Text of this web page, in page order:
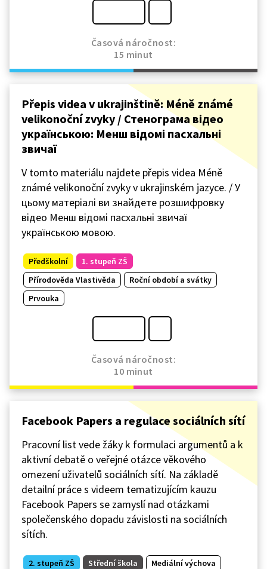
Časová náročnost:
15 minut
Přepis videa v ukrajinštině: Méně známé
velikonoční zvyky / Стенограма відео
українською: Менш відомі пасхальні
звичаї
V tomto materiálu najdete přepis videa Méně
známé velikonoční zvyky v ukrajinském jazyce. / У
цьому матеріалі ви знайдете розшифровку
відео Менш відомі пасхальні звичаї
українською мовою.
Předškolní
1. stupeň ZŠ
Přírodověda Vlastivěda
Roční období a svátky
Prvouka
Časová náročnost:
10 minut
Facebook Papers a regulace sociálních sítí
Pracovní list vede žáky k formulaci argumentů a k
aktivní debatě o veřejné otázce věkového
omezení uživatelů sociálních sítí. Na základě
detailní práce s videem tematizujícím kauzu
Facebook Papers se zamyslí nad otázkami
společenského dopadu závislosti na sociálních
sítích.
2. stupeň ZŠ Střední škola
Mediální výchova